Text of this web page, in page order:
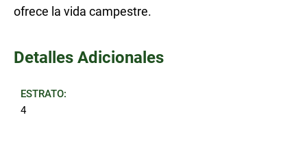
ofrece la vida campestre.
Detalles Adicionales
ESTRATO:
4